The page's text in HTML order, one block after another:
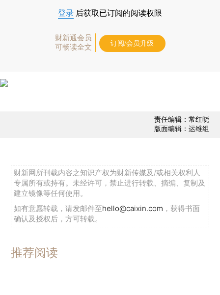
登录 后获取已订阅的阅读权限
财新通会员
可畅读全文
订阅/会员升级
责任编辑：常红晓
版面编辑：运维组
财新网所刊载内容之知识产权为财新传媒及/或相关权利人
专属所有或持有。未经许可，禁止进行转载、摘编、复制及
建立镜像等任何使用。
如有意愿转载，请发邮件至hello@caixin.com ，获得书面
确认及授权后，方可转载。
推荐阅读